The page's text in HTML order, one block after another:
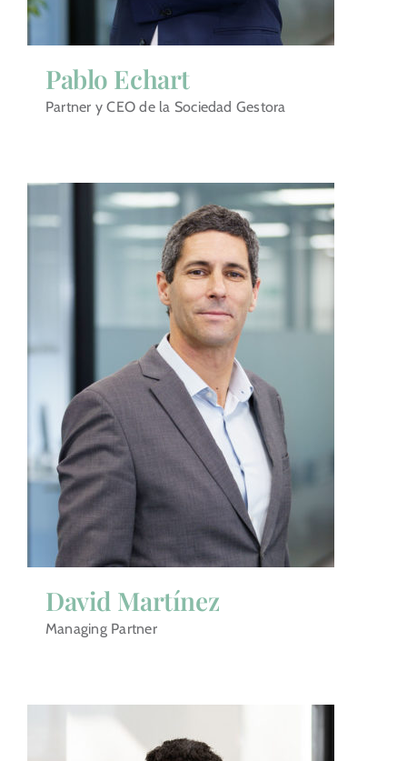
Pablo Echart
Partner y CEO de la Sociedad Gestora
David Martínez
Managing Partner